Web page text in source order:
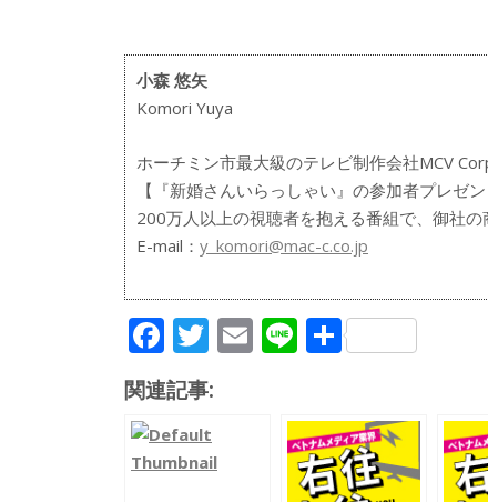
小森 悠矢
Komori Yuya
ホーチミン市最大級のテレビ制作会社MCV
【『新婚さんいらっしゃい』の参加者プレゼン
200万人以上の視聴者を抱える番組で、御社
E-mail： y_komori@mac-c.co.jp
F
ac
e
b
o
T
w
itt
er
E
m
Li
n
共
有
関連記事: